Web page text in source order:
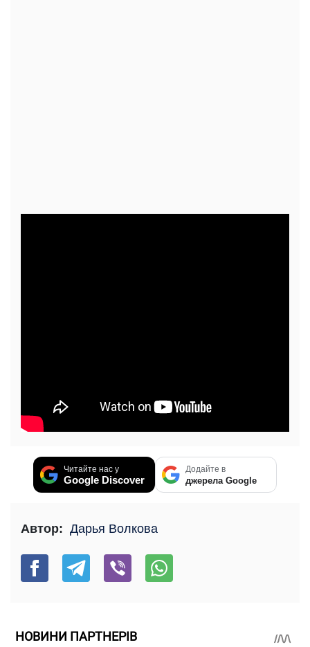
Читайте нас у
Google Discover
Додайте в
джерела Google
Автор: Дарья Волкова
НОВИНИ ПАРТНЕРІВ